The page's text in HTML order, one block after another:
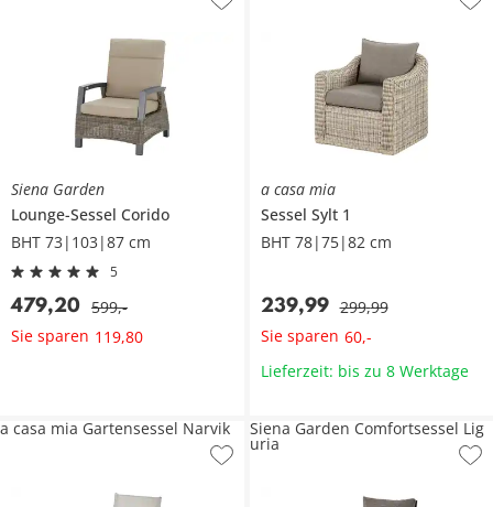
Siena Garden
Lounge-Sessel Corido
BHT 73|103|87 cm
5
479,20 599,-
Sie sparen 119,80
a casa mia
Sessel Sylt 1
BHT 78|75|82 cm
239,99 299,99
Sie sparen 60,-
Lieferzeit: bis zu 8 Werktage
a casa mia Gartensessel Narvik Siena Garden Comfortsessel Lig
uria